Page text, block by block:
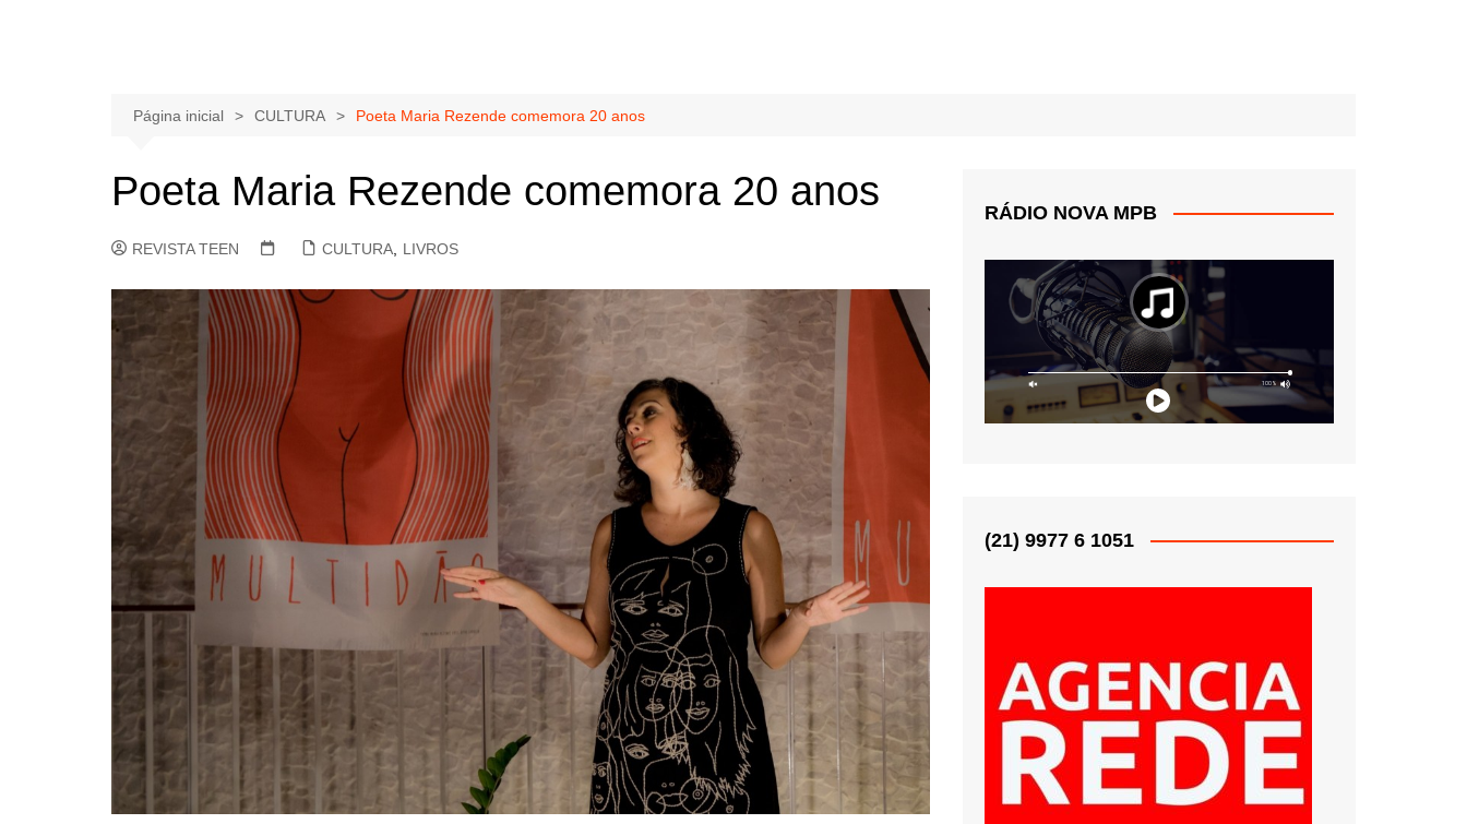
Página inicial CULTURA Poeta Maria Rezende comemora 20 anos
Poeta Maria Rezende comemora 20 anos
REVISTA TEEN CULTURA LIVROS
RÁDIO NOVA MPB
(21) 9977 6 1051